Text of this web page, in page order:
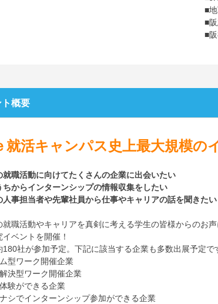
■
■
■
概要
就活キャンパス史上最大規模の
就職活動に向けてたくさんの企業に出会いたい
ちからインターンシップの情報収集をしたい
人事担当者や先輩社員から仕事やキャリアの話を聞きたい
就職活動やキャリアを真剣に考える学生の皆様からのお
イベントを開催！
180社が参加予定。下記に該当する企業も多数出展予定で
型ワーク開催企業
決型ワーク開催企業
験ができる企業
シでインターンシップ参加ができる企業